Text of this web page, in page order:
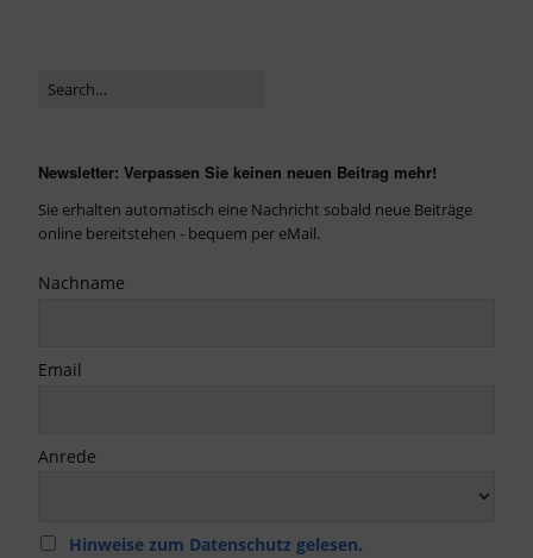
Newsletter: Verpassen Sie keinen neuen Beitrag mehr!
Sie erhalten automatisch eine Nachricht sobald neue Beiträge
online bereitstehen - bequem per eMail.
Nachname
Email
Anrede
Hinweise zum Datenschutz gelesen.